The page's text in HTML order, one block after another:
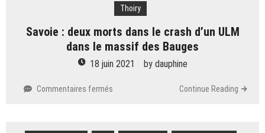
Thoiry
Savoie : deux morts dans le crash d’un ULM
dans le massif des Bauges
18 juin 2021 by dauphine
Commentaires fermés Continue Reading